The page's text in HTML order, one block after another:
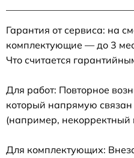
Гарантия от сервиса: на
комплектующие — до 3
Что считается
Для работ: Повторное
который напрямую
(например, некорректный
Для комплектующих: